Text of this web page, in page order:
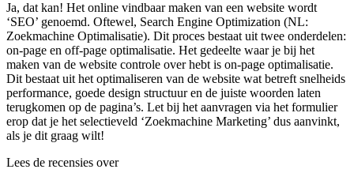
Ja, dat kan! Het online vindbaar maken van een website wordt
‘SEO’ genoemd. Oftewel, Search Engine Optimization (NL:
Zoekmachine Optimalisatie). Dit proces bestaat uit twee onderdelen:
on-page en off-page optimalisatie. Het gedeelte waar je bij het
maken van de website controle over hebt is on-page optimalisatie.
Dit bestaat uit het optimaliseren van de website wat betreft snelheids
performance, goede design structuur en de juiste woorden laten
terugkomen op de pagina’s. Let bij het aanvragen via het formulier
erop dat je het selectieveld ‘Zoekmachine Marketing’ dus aanvinkt,
als je dit graag wilt!
Lees de recensies over